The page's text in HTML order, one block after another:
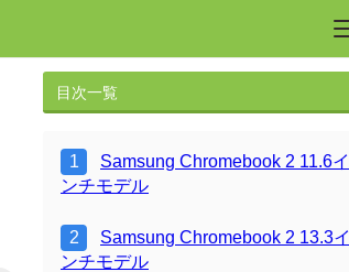
目次一覧
Samsung Chromebook 2 11.6イ
ンチモデル
Samsung Chromebook 2 13.3イ
ンチモデル